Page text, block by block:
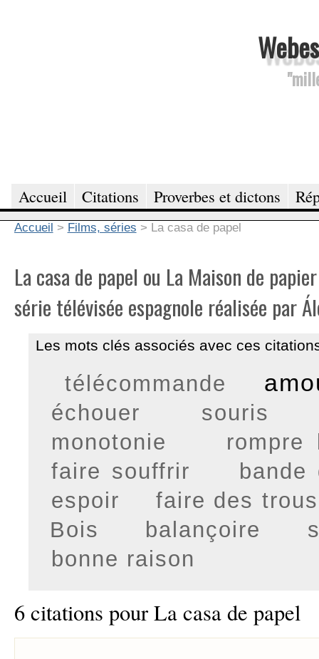
Accueil Citations Proverbes et dictons
Accueil > Films, séries > La casa de papel
La casa de papel ou La Maison de
série télévisée espagnole réalisée par
Les mots clés associés avec ces
télécommande
échouer
souris
monotonie
rompre
faire souffrir
bande
espoir
faire des trous
Bois
balançoire
bonne raison
6 citations pour La casa de papel